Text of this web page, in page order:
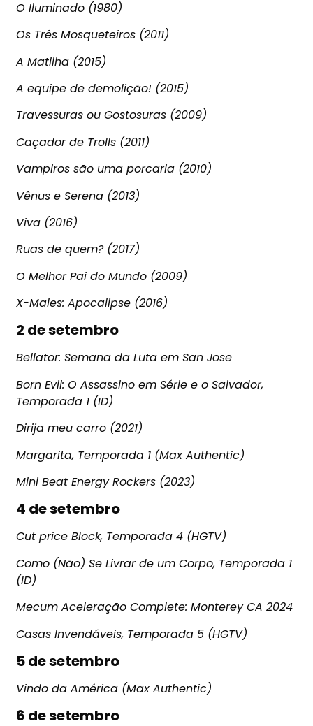
O Iluminado (1980)
Os Três Mosqueteiros (2011)
A Matilha (2015)
A equipe de demolição! (2015)
Travessuras ou Gostosuras (2009)
Caçador de Trolls (2011)
Vampiros são uma porcaria (2010)
Vênus e Serena (2013)
Viva (2016)
Ruas de quem? (2017)
O Melhor Pai do Mundo (2009)
X-Males: Apocalipse (2016)
2 de setembro
Bellator: Semana da Luta em San Jose
Born Evil: O Assassino em Série e o Salvador,
Temporada 1 (ID)
Dirija meu carro (2021)
Margarita, Temporada 1 (Max Authentic)
Mini Beat Energy Rockers (2023)
4 de setembro
Cut price Block, Temporada 4 (HGTV)
Como (Não) Se Livrar de um Corpo, Temporada 1
(ID)
Mecum Aceleração Complete: Monterey CA 2024
Casas Invendáveis, Temporada 5 (HGTV)
5 de setembro
Vindo da América (Max Authentic)
6 de setembro